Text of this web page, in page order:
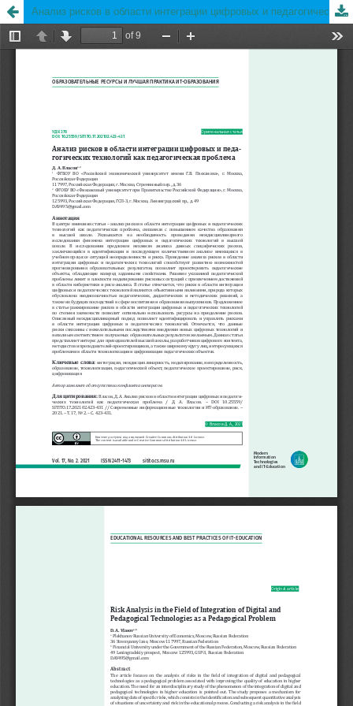
Анализ рисков в области интеграции цифровых и педагогических технологий как педагогическая проблема